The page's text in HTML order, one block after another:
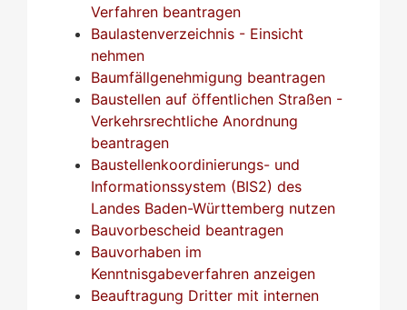
Verfahren beantragen
Baulastenverzeichnis - Einsicht
nehmen
Baumfällgenehmigung beantragen
Baustellen auf öffentlichen Straßen -
Verkehrsrechtliche Anordnung
beantragen
Baustellenkoordinierungs- und
Informationssystem (BIS2) des
Landes Baden-Württemberg nutzen
Bauvorbescheid beantragen
Bauvorhaben im
Kenntnisgabeverfahren anzeigen
Beauftragung Dritter mit internen